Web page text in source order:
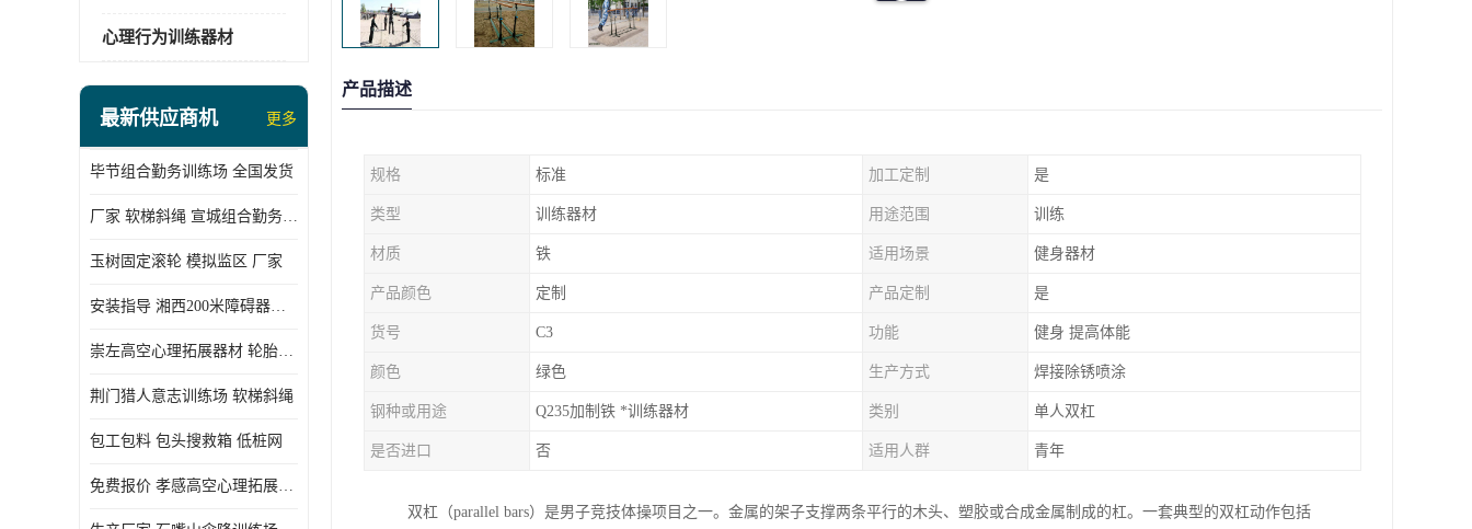
心理行为训练器材
最新供应商机 更多
毕节组合勤务训练场 全国发货
厂家 软梯斜绳 宣城组合勤务训练场
玉树固定滚轮 模拟监区 厂家
安装指导 湘西200米障碍器材 模拟机降平台
崇左高空心理拓展器材 轮胎墙 技术参数
荆门猎人意志训练场 软梯斜绳
包工包料 包头搜救箱 低桩网
免费报价 孝感高空心理拓展器材 低桩网
产品描述
规格 标准 加工定制 是
类型 训练器材 用途范围 训练
材质 铁 适用场景 健身器材
产品颜色 定制 产品定制 是
货号 C3 功能 健身 提高体能
颜色 绿色 生产方式 焊接除锈喷涂
钢种或用途 Q235加制铁 *训练器材 类别 单人双杠
是否进口 否 适用人群 青年
双杠（parallel bars）是男子竞技体操项目之一。金属的架子支撑两条平行的木头、塑胶或合成金属制成的杠。一套典型的双杠动作包括